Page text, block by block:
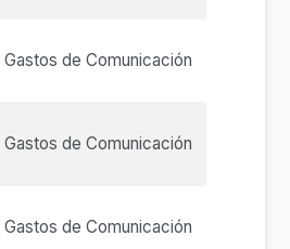
Gastos de Comunicación
Gastos de Comunicación
Gastos de Comunicación